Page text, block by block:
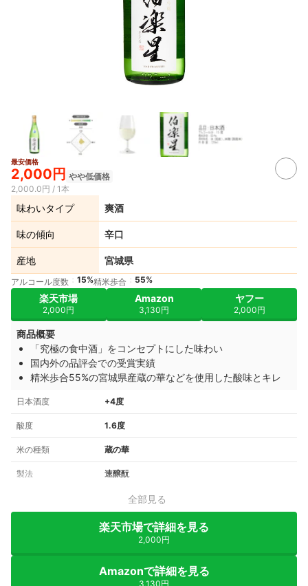
最安価格
2,000円 やや低価格
2,000.0円 / 1本
味わいタイプ 爽酒
味の傾向 辛口
産地 宮城県
アルコール度数 15%精米歩合 55%
楽天市場
2,000円
Amazon
3,130円
ヤフー
2,000円
商品概要
「究極の食中酒」をコンセプトにした味わい
国内外の品評会での受賞実績
精米歩合55%の宮城県産蔵の華などを使用した酸味とキレ
日本酒度 +4度
酸度 1.6度
米の種類 蔵の華
製法 速醸酛
全部見る
楽天市場で詳細を見る
2,000円
Amazonで詳細を見る
3,130円